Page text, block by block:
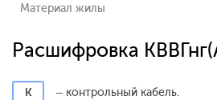
Материал жилы
Расшифровка
К – контрольный кабель.